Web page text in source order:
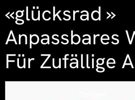
«glücksrad »
Anpassbares
Für Zufällige